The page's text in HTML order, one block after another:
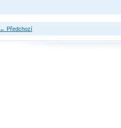
← Předchozí